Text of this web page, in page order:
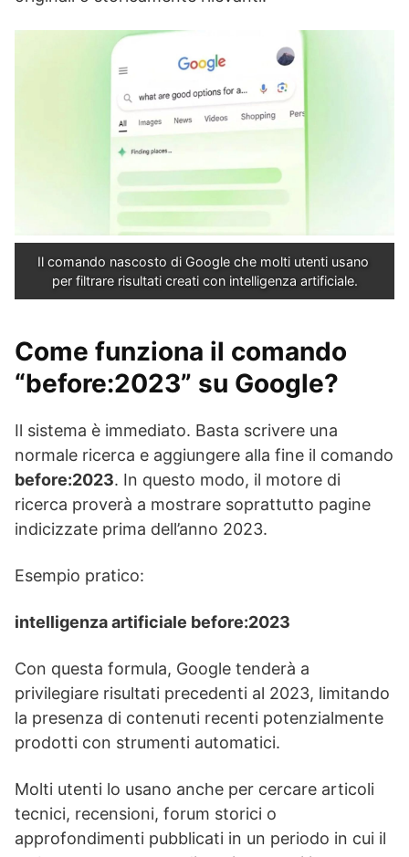
Il comando nascosto di Google che molti utenti usano
per filtrare risultati creati con intelligenza artificiale.
Come funziona il comando
“before:2023” su Google?
Il sistema è immediato. Basta scrivere una
normale ricerca e aggiungere alla fine il comando
before:2023. In questo modo, il motore di
ricerca proverà a mostrare soprattutto pagine
indicizzate prima dell’anno 2023.
Esempio pratico:
intelligenza artificiale before:2023
Con questa formula, Google tenderà a
privilegiare risultati precedenti al 2023, limitando
la presenza di contenuti recenti potenzialmente
prodotti con strumenti automatici.
Molti utenti lo usano anche per cercare articoli
tecnici, recensioni, forum storici o
approfondimenti pubblicati in un periodo in cui il